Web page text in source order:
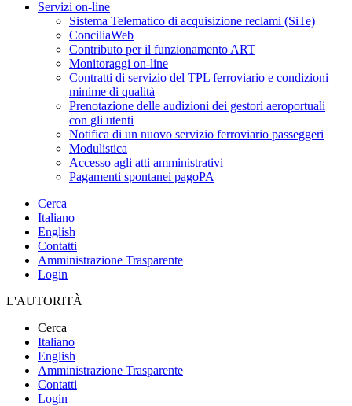
Servizi on-line
Sistema Telematico di acquisizione reclami (SiTe)
ConciliaWeb
Contributo per il funzionamento ART
Monitoraggi on-line
Contratti di servizio del TPL ferroviario e condizioni
minime di qualità
Prenotazione delle audizioni dei gestori aeroportuali
con gli utenti
Notifica di un nuovo servizio ferroviario passeggeri
Modulistica
Accesso agli atti amministrativi
Pagamenti spontanei pagoPA
Cerca
Italiano
English
Contatti
Amministrazione Trasparente
Login
L'AUTORITÀ
Cerca
Italiano
English
Amministrazione Trasparente
Contatti
Login